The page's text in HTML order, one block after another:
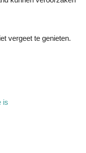
vergeet te genieten.
is